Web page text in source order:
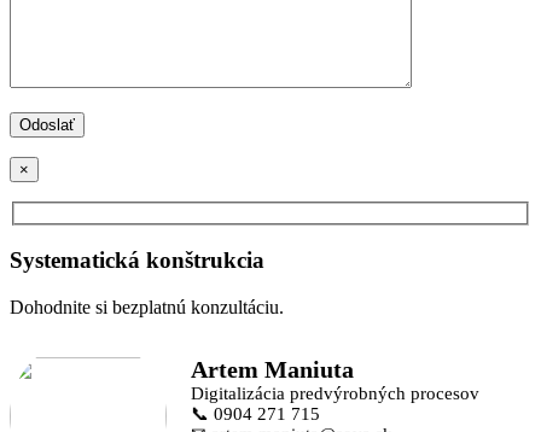
×
Systematická konštrukcia
Dohodnite si bezplatnú konzultáciu.
Artem Maniuta
Digitalizácia predvýrobných procesov
📞 0904 271 715